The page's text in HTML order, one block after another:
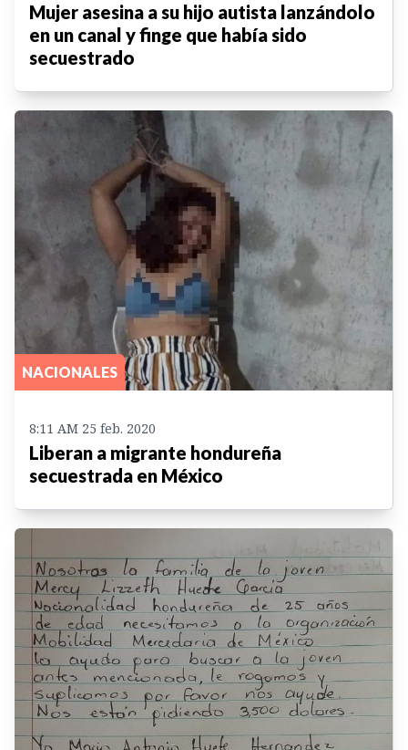
Mujer asesina a su hijo autista lanzándolo
en un canal y finge que había sido
secuestrado
NACIONALES
8:11 AM 25 feb. 2020
Liberan a migrante hondureña
secuestrada en México